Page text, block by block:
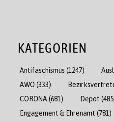
KATEGORIEN
Antifaschismus (1247)
AWO (333)
CORONA (681) Depot
Engagement & Ehrenamt (781)